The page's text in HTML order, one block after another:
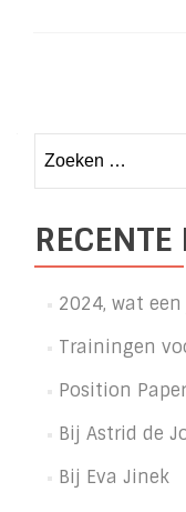
naar:
2024, wat
Trainingen
Position
Bij Astrid de
Bij Eva Jinek